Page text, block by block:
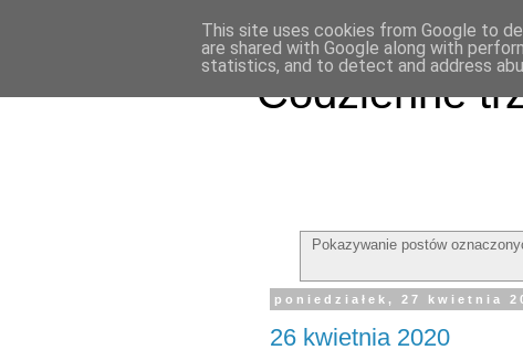
Codzienne
Pokazywanie postów
poniedziałek, 27 kwietnia
26 kwietnia 2020
This site uses cookies from Google to
are shared with Google along with
statistics, and to detect and address